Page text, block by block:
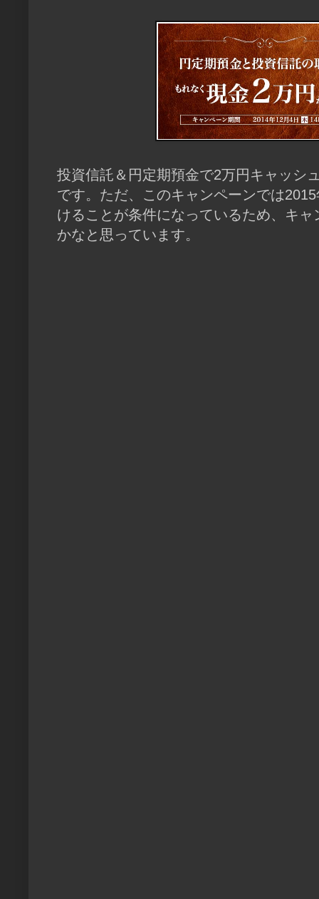
投資信託＆円定期預金で2万円キャッシ
です。ただ、このキャンペーンでは
けることが条件になっているため、キ
かなと思っています。